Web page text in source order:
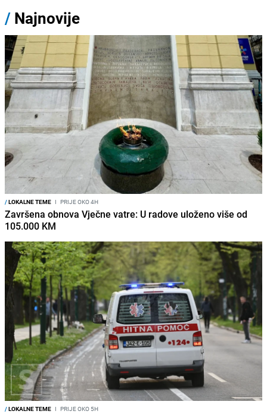
/ Najnovije
/LOKALNE TEME I PRIJE OKO 4H
Završena obnova Vječne vatre: U radove uloženo više od
105.000 KM
/LOKALNE TEME I PRIJE OKO 5H